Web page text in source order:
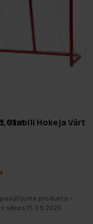
Stabili Hokeja Vārti
produkts –
sākas 15.09.2026